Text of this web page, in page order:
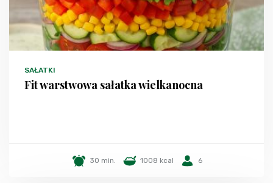
SAŁATKI
Fit warstwowa sałatka wielkanocna
30 min. 1008 kcal 6